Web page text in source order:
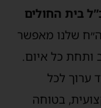
בית החולים
שלנו מאפשר
ותחת כל איום.
ערוך לכל
בטוחה